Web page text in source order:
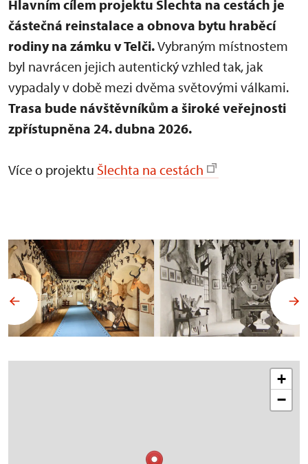
Hlavním cílem projektu Šlechta na cestách je
částečná reinstalace a obnova bytu hraběcí
rodiny na zámku v Telči.Vybraným místnostem
byl navrácen jejich autentický vzhled tak, jak
vypadaly v době mezi dvěma světovými válkami.
Trasa bude návštěvníkům a široké veřejnosti
zpřístupněna 24. dubna 2026.
Více o projektu Šlechta na cestách
+
−